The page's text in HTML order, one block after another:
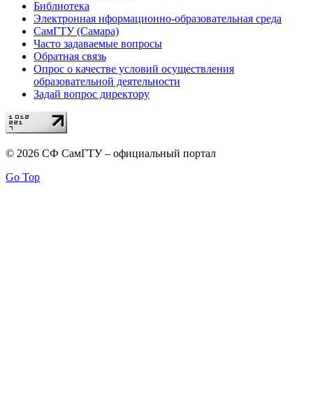
Библиотека
Электронная нформационно-образовательная среда
СамГТУ (Самара)
Часто задаваемые вопросы
Обратная связь
Опрос о качестве условий осуществления
образовательной деятельности
Задай вопрос директору
© 2026 СФ СамГТУ – официальный портал
Go Top